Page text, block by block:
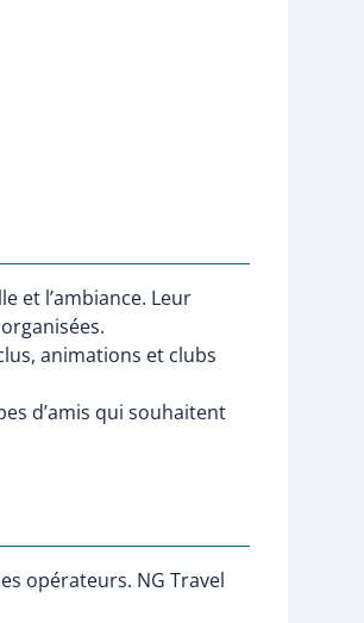
et l’ambiance. Leur
animations et clubs
d’amis qui souhaitent
opérateurs. NG Travel